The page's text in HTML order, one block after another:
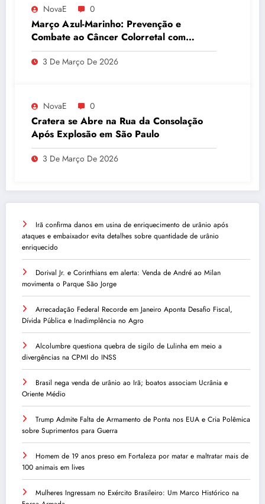
NovaE 0
Março Azul-Marinho: Prevenção e
Combate ao Câncer Colorretal com
Atividades Físicas
3 De Março De 2026
NovaE 0
Cratera se Abre na Rua da Consolação
Após Explosão em São Paulo
3 De Março De 2026
Irã confirma danos em usina de enriquecimento de urânio após
ataques e embaixador evita detalhes sobre quantidade de urânio
enriquecido
Dorival Jr. e Corinthians em alerta: Venda de André ao Milan
movimenta o Parque São Jorge
Arrecadação Federal Recorde em Janeiro Aponta Desafio Fiscal,
Dívida Pública e Inadimplência no Agro
Alcolumbre questiona quebra de sigilo de Lulinha em meio a
divergências na CPMI do INSS
Brasil nega venda de urânio ao Irã; boatos associam Ucrânia e
Oriente Médio
Trump Admite Falta de Armamento de Ponta nos EUA e Cria Polêmica
sobre Suprimentos para Guerra
Homem de 19 anos preso em Fortaleza por matar e maltratar mais de
100 animais em lives
Mulheres Ingressam no Exército Brasileiro: Um Marco Histórico na